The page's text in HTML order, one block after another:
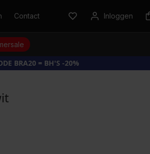
Contact Inloggen
BRA20 = BH'S -20%